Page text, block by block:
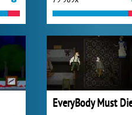
EveryBody Must